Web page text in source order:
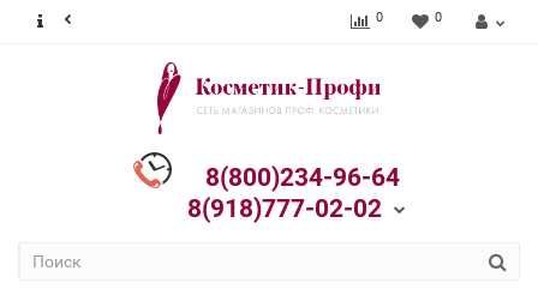
0 0
8(800)234-96-64
8(918)777-02-02